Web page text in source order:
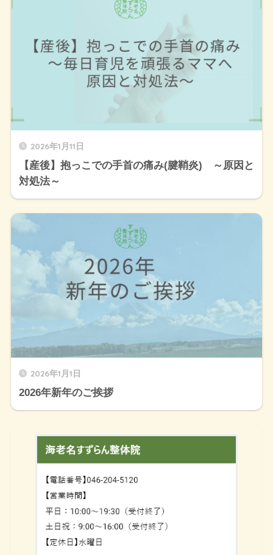
2026年1月11日
【産後】抱っこでの手首の痛み(腱鞘炎) ～原因と
対処法～
2026年1月1日
2026年新年のご挨拶